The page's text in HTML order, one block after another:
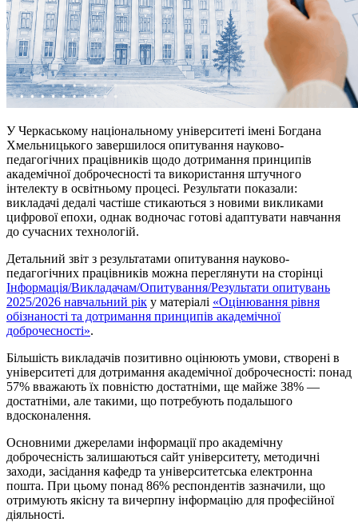
У Черкаському національному університеті імені Богдана
Хмельницького завершилося опитування науково-
педагогічних працівників щодо дотримання принципів
академічної доброчесності та використання штучного
інтелекту в освітньому процесі. Результати показали:
викладачі дедалі частіше стикаються з новими викликами
цифрової епохи, однак водночас готові адаптувати навчання
до сучасних технологій.
Детальний звіт з результатами опитування науково-
педагогічних працівників можна переглянути на сторінці
Інформація/Викладачам/Опитування/Результати опитувань
2025/2026 навчальний рік у матеріалі «Оцінювання рівня
обізнаності та дотримання принципів академічної
доброчесності».
Більшість викладачів позитивно оцінюють умови, створені в
університеті для дотримання академічної доброчесності: понад
57% вважають їх повністю достатніми, ще майже 38% —
достатніми, але такими, що потребують подальшого
вдосконалення.
Основними джерелами інформації про академічну
доброчесність залишаються сайт університету, методичні
заходи, засідання кафедр та університетська електронна
пошта. При цьому понад 86% респондентів зазначили, що
отримують якісну та вичерпну інформацію для професійної
діяльності.